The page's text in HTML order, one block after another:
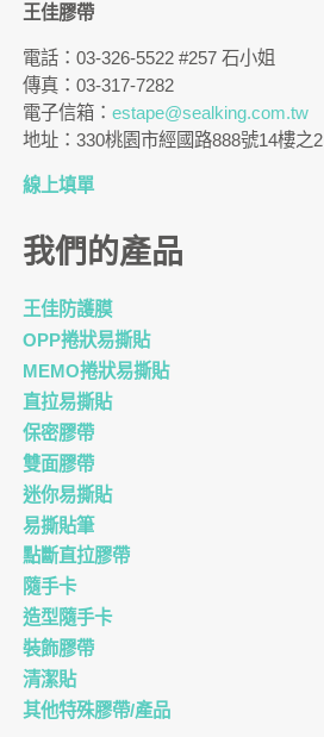
王佳膠帶
電話：03-326-5522 #257 石小姐
傳真：03-317-7282
電子信箱：estape@sealking.com.tw
地址：330桃園市經國路888號14樓之2
線上填單
我們的產品
王佳防護膜
OPP捲狀易撕貼
MEMO捲狀易撕貼
直拉易撕貼
保密膠帶
雙面膠帶
迷你易撕貼
易撕貼筆
點斷直拉膠帶
隨手卡
造型隨手卡
裝飾膠帶
清潔貼
其他特殊膠帶/產品